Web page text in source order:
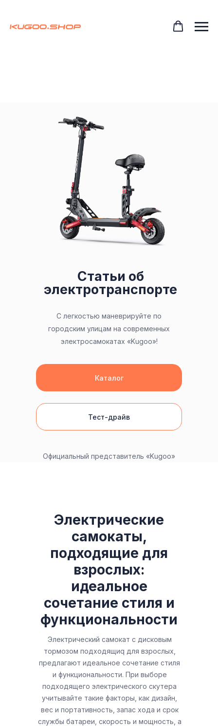
Статьи об
электротранспорте
С легкостью маневрируйте по
городским улицам на современных
электросамокатах «Kugoo»!
Официальный представитель «Kugoo»
Каталог
Тест-драйв
Электрический самокат с дисковым
тормозом подходящиq для взрослых,
предлагают идеальное сочетание стиля
и функциональности. При выборе
подходящего электрического скутера
учитывайте такие факторы, как дизайн,
вес и портативность, запас хода и срок
службы батареи, скорость и мощность, а
Электрические
самокаты,
подходящие для
взрослых:
идеальное
сочетание стиля и
функциональности